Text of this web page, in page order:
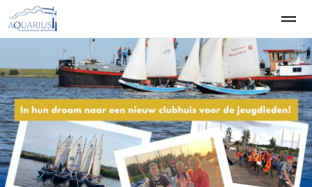
Welpen Zeeverkenners Wilde vaart
Home Zoeken Vacatures